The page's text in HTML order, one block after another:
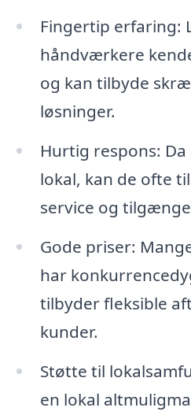
Fingertip erfaring:
håndværkere
og kan tilbyde
løsninger.
Hurtig respons:
lokal, kan de ofte
service og
Gode priser:
har
tilbyder fleksible
kunder.
Støtte til
en lokal